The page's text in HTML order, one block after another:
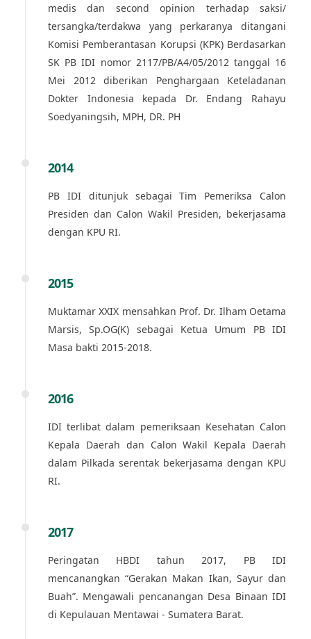
medis dan second opinion terhadap saksi/
tersangka/terdakwa yang perkaranya ditangani
Komisi Pemberantasan Korupsi (KPK) Berdasarkan
SK PB IDI nomor 2117/PB/A4/05/2012 tanggal 16
Mei 2012 diberikan Penghargaan Keteladanan
Dokter Indonesia kepada Dr. Endang Rahayu
Soedyaningsih, MPH, DR. PH
2014
PB IDI ditunjuk sebagai Tim Pemeriksa Calon
Presiden dan Calon Wakil Presiden, bekerjasama
dengan KPU RI.
2015
Muktamar XXIX mensahkan Prof. Dr. Ilham Oetama
Marsis, Sp.OG(K) sebagai Ketua Umum PB IDI
Masa bakti 2015-2018.
2016
IDI terlibat dalam pemeriksaan Kesehatan Calon
Kepala Daerah dan Calon Wakil Kepala Daerah
dalam Pilkada serentak bekerjasama dengan KPU
RI.
2017
Peringatan HBDI tahun 2017, PB IDI
mencanangkan “Gerakan Makan Ikan, Sayur dan
Buah”. Mengawali pencanangan Desa Binaan IDI
di Kepulauan Mentawai - Sumatera Barat.